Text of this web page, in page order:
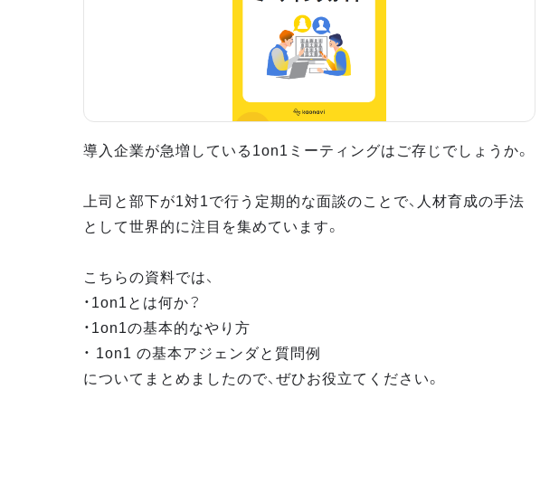
導入企業が急増している1on1ミーティングはご存じでしょうか。
上司と部下が1対1で行う定期的な面談のことで、人材育成の手法
として世界的に注目を集めています。
こちらの資料では、
・1on1とは何か？
・1on1の基本的なやり方
・ 1on1 の基本アジェンダと質問例
についてまとめましたので、ぜひお役立てください。